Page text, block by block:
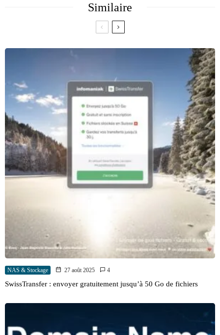
Similaire
NAS & Stockage 27 août 2025 4
SwissTransfer : envoyer gratuitement jusqu’à 50 Go de fichiers